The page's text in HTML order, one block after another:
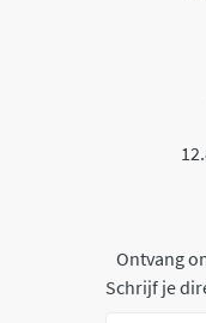
Ontvang
Schrijf je